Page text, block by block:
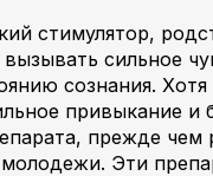
стимулятор,
сильное
сознания.
привыкание и
прежде чем
Эти